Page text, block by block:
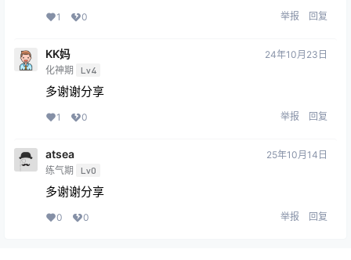
1 0 举报 回复
KK妈
化神期 Lv4
24年10月23日
多谢谢分享
1 0 举报 回复
atsea
练气期 Lv0
25年10月14日
多谢谢分享
0 0 举报 回复